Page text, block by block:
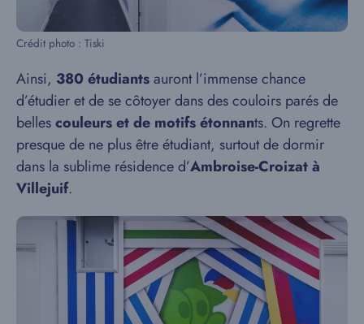
Crédit photo : Tiski
Ainsi, 380 étudiantsauront l’immense chance
d’étudier et de se côtoyer dans des couloirs parés de
bellescouleurs et de motifs étonnants. On regrette
presque de ne plus être étudiant, surtout de dormir
dans la sublime résidence d’Ambroise-Croizat à
Villejuif.